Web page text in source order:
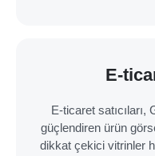
E-
E-ticaret
güçlendiren ürün
dikkat çekici vitrinler